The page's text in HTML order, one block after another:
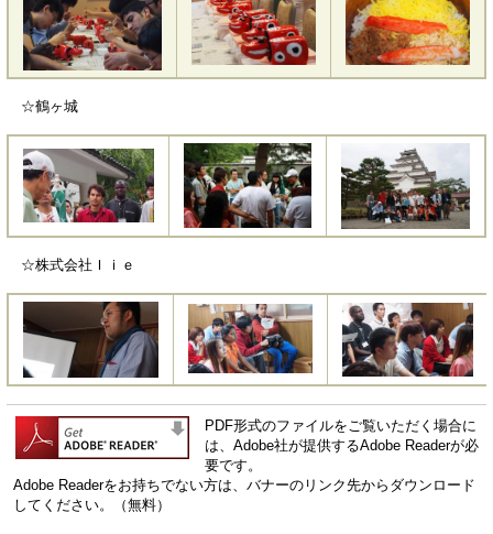
☆鶴ヶ城
☆株式会社Ｉｉｅ
PDF形式のファイルをご覧いただく場合に
は、Adobe社が提供するAdobe Readerが必
要です。
Adobe Readerをお持ちでない方は、バナーのリンク先からダウンロード
してください。（無料）